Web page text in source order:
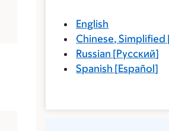
English
Chinese, Simplified
Russian [Русский]
Spanish [Español]